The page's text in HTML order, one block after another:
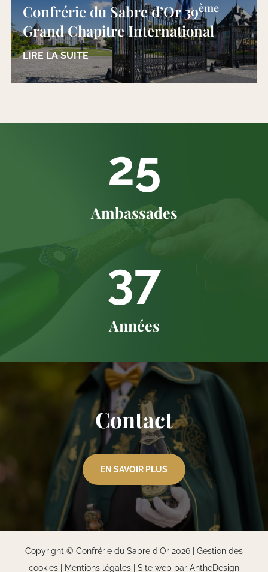
Confrérie du Sabre d’Or 39ème
Grand Chapitre International
LIRE LA SUITE
25
Ambassades
37
Années
Contact
EN SAVOIR PLUS
Copyright © Confrérie du Sabre d'Or 2026 | Gestion des
cookies
Mentions légales Site web par AntheDesign